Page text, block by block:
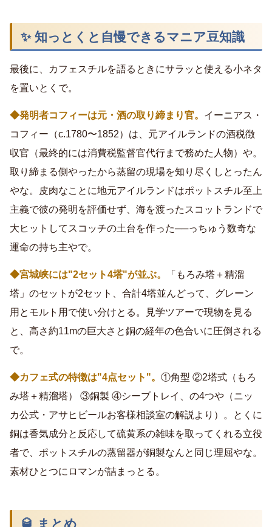
✨ 知っとくと自慢できるマニア豆知識
最後に、カフェスチルを語るときにサラッと使える小ネタ
を置いとくで。
◆発明者コフィーは元・酒の取り締まり官。 イーニアス・
コフィー（c.1780〜1852）は、元アイルランドの酒税徴
収官（最終的には消費税監督官代行まで務めた人物）や。
取り締まる側やったから蒸留の現場を知り尽くしとったん
やな。皮肉なことに地元アイルランドはポットスチル至上
主義で彼の発明を評価せず、海を渡ったスコットランドで
大ヒットしてスコッチの土台を作った──っちゅう数奇な
運命の持ち主やで。
◆宮城峡には"2セット4塔"が並ぶ。
「もろみ塔＋精溜
塔」のセットが2セット、合計4塔並んどって、グレーン
用とモルト用で使い分けとる。見学ツアーで現物を見る
と、高さ約11mの巨大さと銅の経年の色合いに圧倒される
で。
◆カフェ式の特徴は"4点セット"。 ①角型 ②2塔式（もろ
み塔＋精溜塔） ③銅製 ④シーブトレイ、の4つや（ニッ
カ公式・アサヒビールお客様相談室の解説より）。とくに
銅は香気成分と反応して硫黄系の雑味を取ってくれる立役
者で、ポットスチルの蒸留器が銅製なんと同じ理屈やな。
素材ひとつにロマンが詰まっとる。
🥃 まとめ